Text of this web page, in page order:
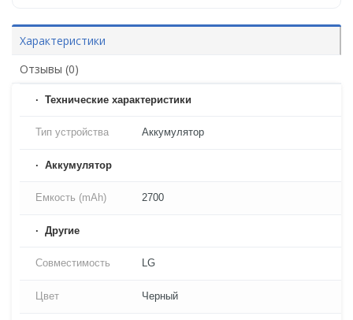
Характеристики
Отзывы (0)
Технические характеристики
Тип устройства Аккумулятор
Аккумулятор
Емкость (mAh) 2700
Другие
Совместимость LG
Цвет Черный